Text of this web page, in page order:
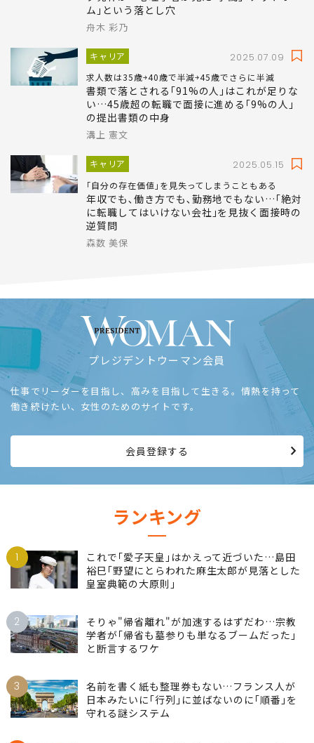
ム｣という落とし穴
舟木 彩乃
キャリア 2025.07.09
求人数は35歳￫40歳で半減￫45歳でさらに半減
書類で落とされる｢91%の人｣はこれが足りな
い…45歳超の転職で面接に進める｢9%の人｣
の提出書類の中身
溝上 憲文
キャリア 2025.05.15
｢自分の存在価値｣を見失ってしまうこともある
年収でも､働き方でも､勤務地でもない…｢絶対
に転職してはいけない会社｣を見抜く面接時の
逆質問
森数 美保
プレジデントウーマン会員
仕事でリーダーを目指し、高みを目指して生きる。情熱を持って
働き続けたい、女性のためのサイトです。
会員登録する
ランキング
1
これで｢愛子天皇｣はかえって近づいた…島田
裕巳｢野望にとらわれた麻生太郎が見落とした
皇室典範の大原則｣
2
そりゃ"帰省離れ"が加速するはずだわ…宗教
学者が｢帰省も墓参りも単なるブームだった｣
と断言するワケ
3
名前を書く紙も整理券もない…フランス人が
日本みたいに｢行列｣に並ばないのに｢順番｣を
守れる謎システム